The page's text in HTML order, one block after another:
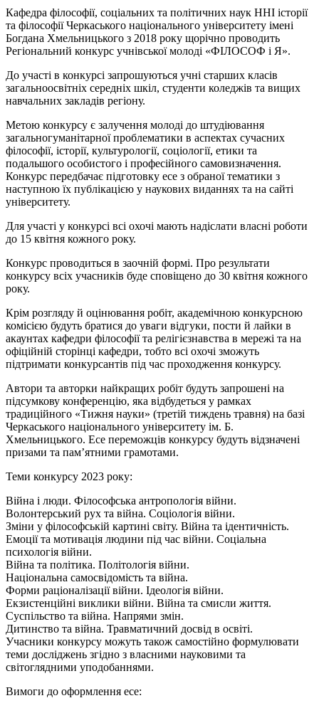
Кафедра філософії, соціальних та політичних наук ННІ історії
та філософії Черкаського національного університету імені
Богдана Хмельницького з 2018 року щорічно проводить
Регіональний конкурс учнівської молоді «ФІЛОСОФ і Я».
До участі в конкурсі запрошуються учні старших класів
загальноосвітніх середніх шкіл, студенти коледжів та вищих
навчальних закладів регіону.
Метою конкурсу є залучення молоді до штудіювання
загальногуманітарної проблематики в аспектах сучасних
філософії, історії, культурології, соціології, етики та
подальшого особистого і професійного самовизначення.
Конкурс передбачає підготовку есе з обраної тематики з
наступною їх публікацією у наукових виданнях та на сайті
університету.
Для участі у конкурсі всі охочі мають надіслати власні роботи
до 15 квітня кожного року.
Конкурс проводиться в заочній формі. Про результати
конкурсу всіх учасників буде сповіщено до 30 квітня кожного
року.
Крім розгляду й оцінювання робіт, академічною конкурсною
комісією будуть братися до уваги відгуки, пости й лайки в
акаунтах кафедри філософії та релігієзнавства в мережі та на
офіційній сторінці кафедри, тобто всі охочі зможуть
підтримати конкурсантів під час проходження конкурсу.
Автори та авторки найкращих робіт будуть запрошені на
підсумкову конференцію, яка відбудеться у рамках
традиційного «Тижня науки» (третій тиждень травня) на базі
Черкаського національного університету ім. Б.
Хмельницького. Есе переможців конкурсу будуть відзначені
призами та пам’ятними грамотами.
Теми конкурсу 2023 року:
Війна і люди. Філософська антропологія війни.
Волонтерський рух та війна. Соціологія війни.
Зміни у філософській картині світу. Війна та ідентичність.
Емоції та мотивація людини під час війни. Соціальна
психологія війни.
Війна та політика. Політологія війни.
Національна самосвідомість та війна.
Форми раціоналізації війни. Ідеологія війни.
Екзистенційні виклики війни. Війна та смисли життя.
Суспільство та війна. Напрями змін.
Дитинство та війна. Травматичний досвід в освіті.
Учасники конкурсу можуть також самостійно формулювати
теми досліджень згідно з власними науковими та
світоглядними уподобаннями.
Вимоги до оформлення есе: